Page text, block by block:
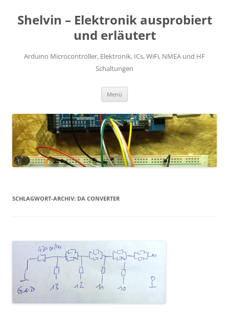
springen
Shelvin – Elektronik ausprobiert
und erläutert
Arduino Microcontroller, Elektronik, ICs, WiFi, NMEA und HF
Schaltungen
Menü
SCHLAGWORT-ARCHIV: DA CONVERTER